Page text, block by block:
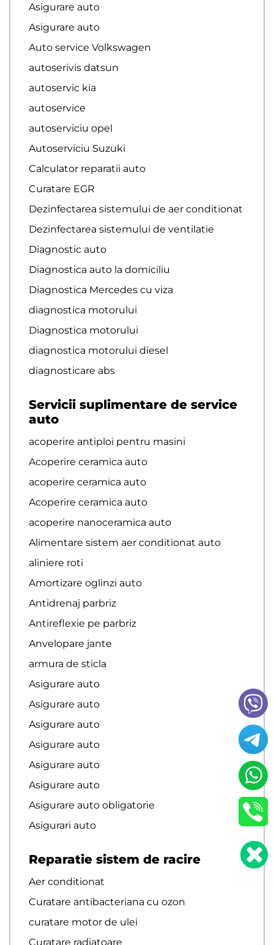
Asigurare auto
Asigurare auto
Auto service Volkswagen
autoserivis datsun
autoservic kia
autoservice
autoserviciu opel
Autoserviciu Suzuki
Calculator reparatii auto
Curatare EGR
Dezinfectarea sistemului de aer conditionat
Dezinfectarea sistemului de ventilatie
Diagnostic auto
Diagnostica auto la domiciliu
Diagnostica Mercedes cu viza
diagnostica motorului
Diagnostica motorului
diagnostica motorului diesel
diagnosticare abs
Servicii suplimentare de service
auto
acoperire antiploi pentru masini
Acoperire ceramica auto
acoperire ceramica auto
Acoperire ceramica auto
acoperire nanoceramica auto
Alimentare sistem aer conditionat auto
aliniere roti
Amortizare oglinzi auto
Antidrenaj parbriz
Antireflexie pe parbriz
Anvelopare jante
armura de sticla
Asigurare auto
Asigurare auto
Asigurare auto
Asigurare auto
Asigurare auto
Asigurare auto
Asigurare auto obligatorie
Asigurari auto
Reparatie sistem de racire
Aer conditionat
Curatare antibacteriana cu ozon
curatare motor de ulei
Curatare radiatoare